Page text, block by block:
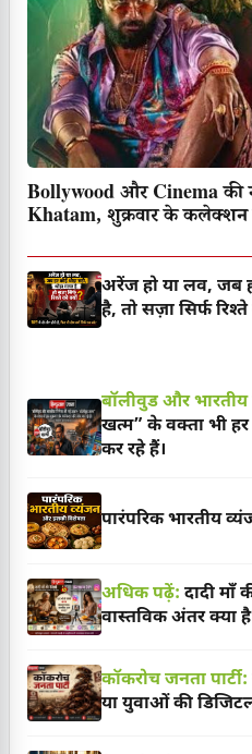
Bollywood और Cinema
Khatam, शुक्रवार के
अरेंज हो या लव, जब
है, तो सज़ा सिर्फ
बॉलीवुड और
खत्म” के वक्ता भी
कर रहे हैं।
पारंपरिक भारतीय
अधिक पढ़ें: दादी माँ
वास्तविक अंतर क्या
कॉकरोच जनता पार्टी:
या युवाओं की